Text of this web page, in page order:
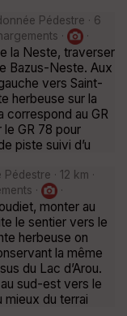
Pédestre · 6
·
·
la Neste, traverser
Bazus-Neste. Aux
vers Saint-
herbeuse sur la
correspond au GR
GR 78 pour
piste suivi d’u
· 12 km ·
·
·
monter au
le sentier vers le
herbeuse on
la même
du Lac d’Arou.
sud-est vers le
mieux du terrai